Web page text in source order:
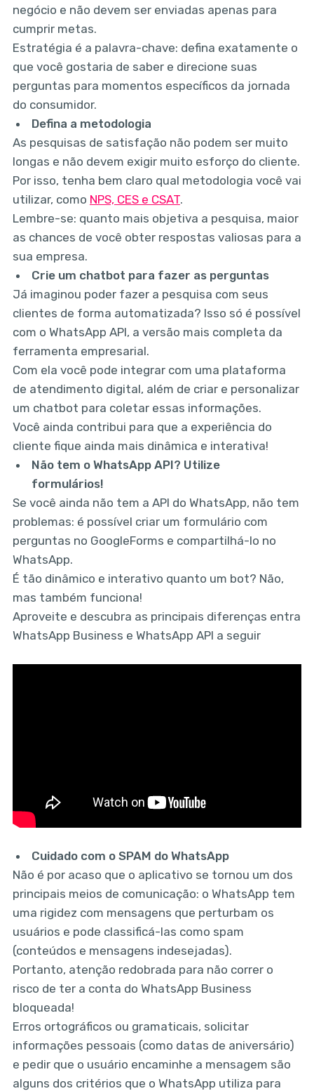
negócio e não devem ser enviadas apenas para
cumprir metas.
Estratégia é a palavra-chave: defina exatamente o
que você gostaria de saber e direcione suas
perguntas para momentos específicos da jornada
do consumidor.
Defina a metodologia
As pesquisas de satisfação não podem ser muito
longas e não devem exigir muito esforço do cliente.
Por isso, tenha bem claro qual metodologia você vai
utilizar, como NPS, CES e CSAT.
Lembre-se: quanto mais objetiva a pesquisa, maior
as chances de você obter respostas valiosas para a
sua empresa.
Crie um chatbot para fazer as perguntas
Já imaginou poder fazer a pesquisa com seus
clientes de forma automatizada? Isso só é possível
com o WhatsApp API, a versão mais completa da
ferramenta empresarial.
Com ela você pode integrar com uma plataforma
de atendimento digital, além de criar e personalizar
um chatbot para coletar essas informações.
Você ainda contribui para que a experiência do
cliente fique ainda mais dinâmica e interativa!
Não tem o WhatsApp API? Utilize
formulários!
Se você ainda não tem a API do WhatsApp, não tem
problemas: é possível criar um formulário com
perguntas no GoogleForms e compartilhá-lo no
WhatsApp.
É tão dinâmico e interativo quanto um bot? Não,
mas também funciona!
Aproveite e descubra as principais diferenças entra
WhatsApp Business e WhatsApp API a seguir
Cuidado com o SPAM do WhatsApp
Não é por acaso que o aplicativo se tornou um dos
principais meios de comunicação: o WhatsApp tem
uma rigidez com mensagens que perturbam os
usuários e pode classificá-las como spam
(conteúdos e mensagens indesejadas).
Portanto, atenção redobrada para não correr o
risco de ter a conta do WhatsApp Business
bloqueada!
Erros ortográficos ou gramaticais, solicitar
informações pessoais (como datas de aniversário)
e pedir que o usuário encaminhe a mensagem são
alguns dos critérios que o WhatsApp utiliza para